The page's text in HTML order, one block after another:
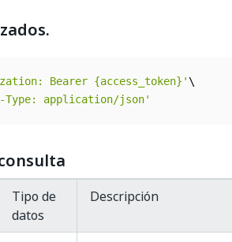
Bearer {access_token}'
Type: application/json'
Tipo de
datos
Descripción